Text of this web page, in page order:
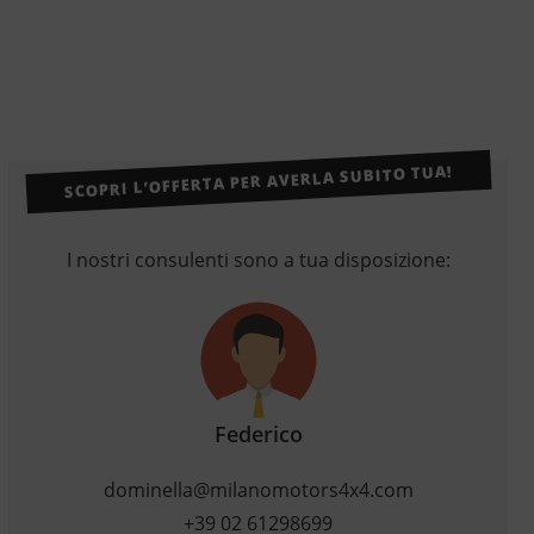
SCOPRI L’OFFERTA PER AVERLA SUBITO TUA!
I nostri consulenti sono a tua disposizione:
Federico
dominella@milanomotors4x4.com
+39 02 61298699